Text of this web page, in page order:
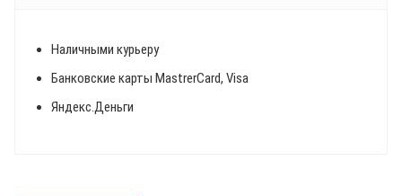
Наличными курьеру
Банковские карты MastrerCard, Visa
Яндекс.Деньги